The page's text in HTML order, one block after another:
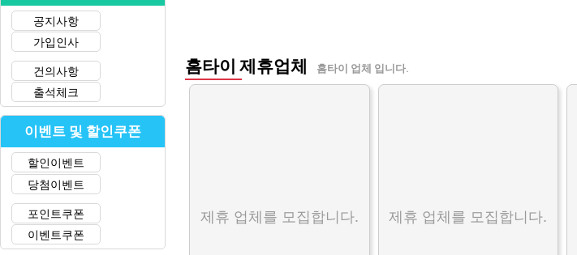
홈타이 제휴업체 홈타이 업체 입니다.
제휴 업체를 모집합니다. 제휴 업체를 모집합니다.
공지사항
가입인사
건의사항
출석체크
이벤트 및 할인쿠폰
할인이벤트
당첨이벤트
포인트쿠폰
이벤트쿠폰